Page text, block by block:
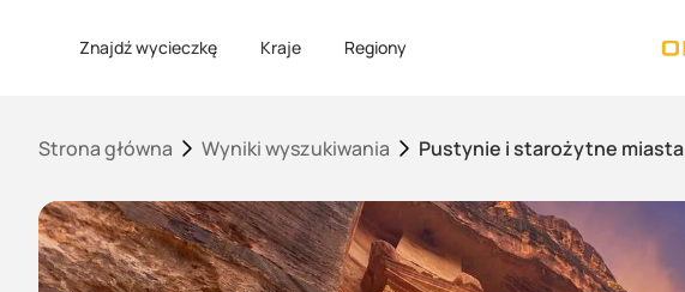
Znajdź wycieczkę Kraje Regiony
Strona główna Wyniki wyszukiwania Pustynie i starożytne miasta